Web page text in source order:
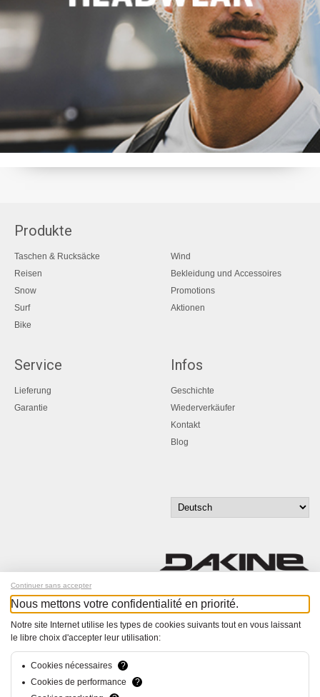
Produkte
Taschen & Rucksäcke
Reisen
Snow
Surf
Bike
Wind
Bekleidung und Accessoires
Promotions
Aktionen
Service
Lieferung
Garantie
Infos
Geschichte
Wiederverkäufer
Kontakt
Blog
Melde dich für unseren Newsletter an!
Alle Rechte vorbehalten
Continuer sans accepter
Nous mettons votre confidentialité en priorité.
Notre site Internet utilise les types de cookies suivants tout en vous laissant
le libre choix d'accepter leur utilisation:
Cookies nécessaires
?
Cookies de performance
?